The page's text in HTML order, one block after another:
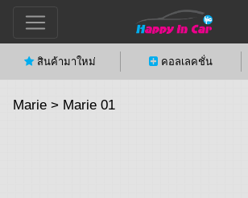
สินค้ามาใหม่ คอลเลคชั่น
Marie > Marie 01